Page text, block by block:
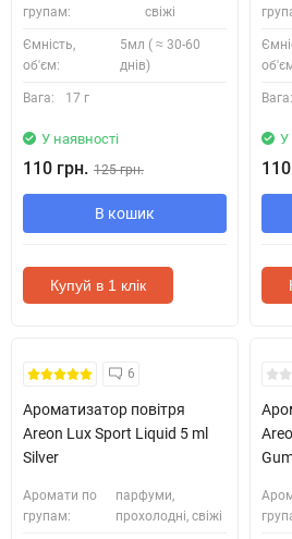
групам:
свіжі
Ємність,
об'єм:
5мл ( ≈ 30-60
днів)
Вага: 17 г
У наявності
110 грн. 125 грн.
В кошик
Купуй в 1 клік
Вага:
У
6
Ароматизатор повітря
Areon Lux Sport Liquid 5 ml
Silver
Аромати по
групам:
парфуми,
прохолодні, свіжі